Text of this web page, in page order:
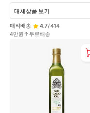
매직배송 4.7/414
4만원↑무료배송
대체상품 보기